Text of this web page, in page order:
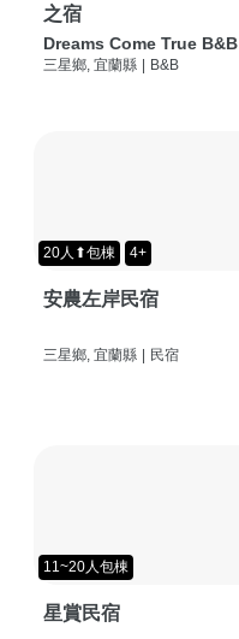
之宿
Dreams Come True B&B
三星鄉, 宜蘭縣 | B&B
20人⬆包棟 4+
安農左岸民宿
三星鄉, 宜蘭縣 | 民宿
11~20人包棟
星賞民宿